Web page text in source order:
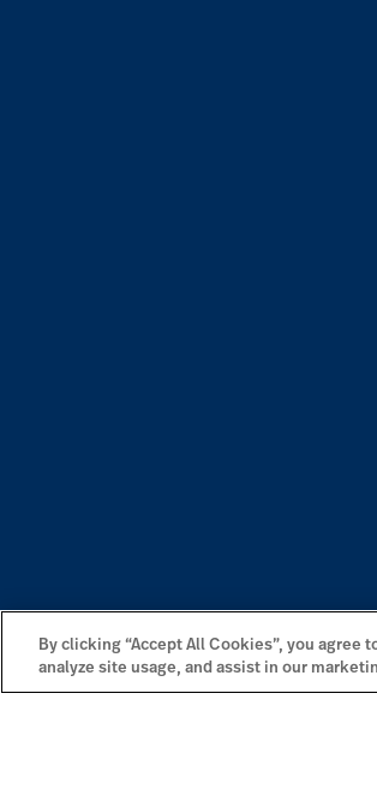
By clicking “Accept All Cookies”, you
analyze site usage, and assist in our